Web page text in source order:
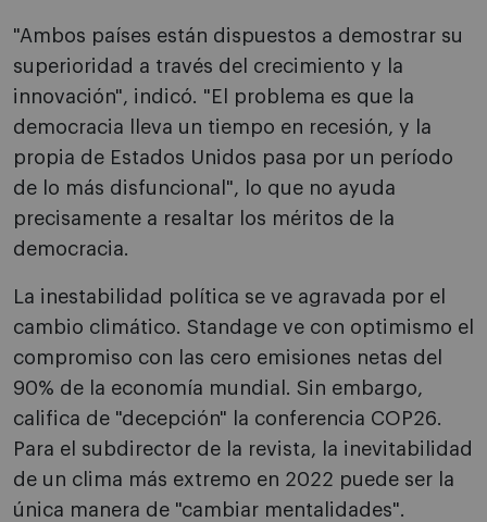
"Ambos países están dispuestos a demostrar su
superioridad a través del crecimiento y la
innovación", indicó. "El problema es que la
democracia lleva un tiempo en recesión, y la
propia de Estados Unidos pasa por un período
de lo más disfuncional", lo que no ayuda
precisamente a resaltar los méritos de la
democracia.
La inestabilidad política se ve agravada por el
cambio climático. Standage ve con optimismo el
compromiso con las cero emisiones netas del
90% de la economía mundial. Sin embargo,
califica de "decepción" la conferencia COP26.
Para el subdirector de la revista, la inevitabilidad
de un clima más extremo en 2022 puede ser la
única manera de "cambiar mentalidades".